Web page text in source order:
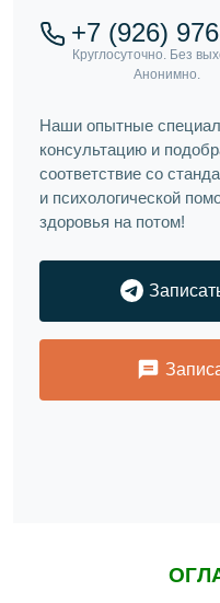
+7 (926)
Наши опытные
консультацию и
соответствие со
и психологической
здоровья на потом!